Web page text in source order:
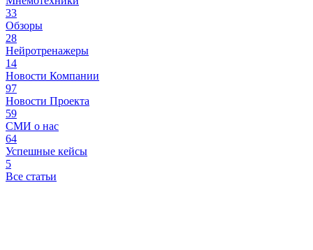
33
Обзоры
28
Нейротренажеры
14
Новости Компании
97
Новости Проекта
59
СМИ о нас
64
Успешные кейсы
5
Все статьи